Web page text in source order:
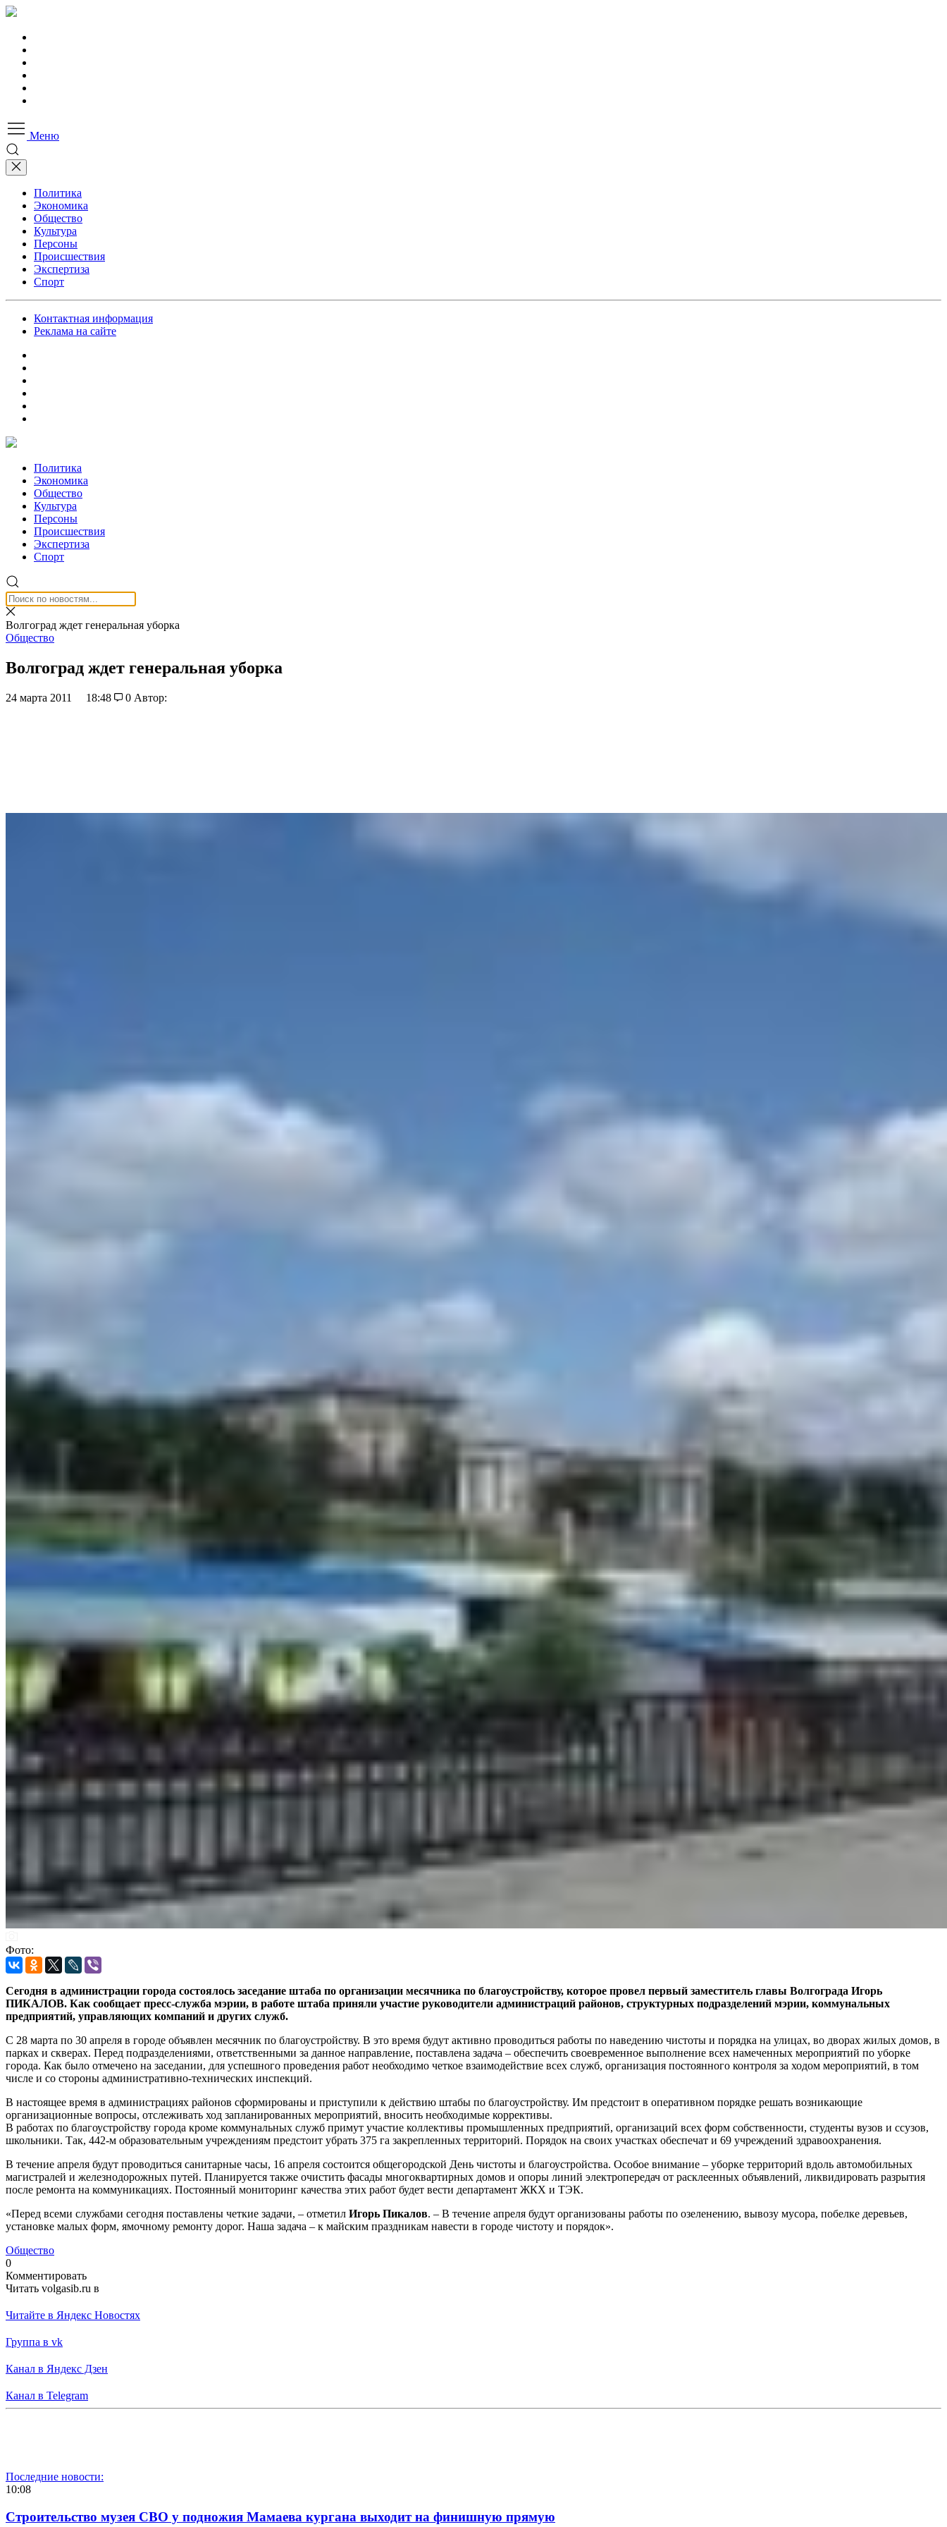
Меню
Политика
Экономика
Общество
Культура
Персоны
Происшествия
Экспертиза
Спорт
Контактная информация
Реклама на сайте
Политика
Экономика
Общество
Культура
Персоны
Происшествия
Экспертиза
Спорт
Волгоград ждет генеральная уборка
Общество
Волгоград ждет генеральная уборка
24 марта 2011 18:48 0 Автор:
Фото:
Сегодня в администрации города состоялось заседание штаба по организации месячника по благоустройству, которое провел первый заместитель главы Волгограда Игорь
ПИКАЛОВ. Как сообщает пресс-служба мэрии, в работе штаба приняли участие руководители администраций районов, структурных подразделений мэрии, коммунальных
предприятий, управляющих компаний и других служб.
С 28 марта по 30 апреля в городе объявлен месячник по благоустройству. В это время будут активно проводиться работы по наведению чистоты и порядка на улицах, во дворах жилых домов, в
парках и скверах. Перед подразделениями, ответственными за данное направление, поставлена задача – обеспечить своевременное выполнение всех намеченных мероприятий по уборке
города. Как было отмечено на заседании, для успешного проведения работ необходимо четкое взаимодействие всех служб, организация постоянного контроля за ходом мероприятий, в том
числе и со стороны административно-технических инспекций.
В настоящее время в администрациях районов сформированы и приступили к действию штабы по благоустройству. Им предстоит в оперативном порядке решать возникающие
организационные вопросы, отслеживать ход запланированных мероприятий, вносить необходимые коррективы.
В работах по благоустройству города кроме коммунальных служб примут участие коллективы промышленных предприятий, организаций всех форм собственности, студенты вузов и ссузов,
школьники. Так, 442-м образовательным учреждениям предстоит убрать 375 га закрепленных территорий. Порядок на своих участках обеспечат и 69 учреждений здравоохранения.
В течение апреля будут проводиться санитарные часы, 16 апреля состоится общегородской День чистоты и благоустройства. Особое внимание – уборке территорий вдоль автомобильных
магистралей и железнодорожных путей. Планируется также очистить фасады многоквартирных домов и опоры линий электропередач от расклеенных объявлений, ликвидировать разрытия
после ремонта на коммуникациях. Постоянный мониторинг качества этих работ будет вести департамент ЖКХ и ТЭК.
«Перед всеми службами сегодня поставлены четкие задачи, – отметил Игорь Пикалов. – В течение апреля будут организованы работы по озеленению, вывозу мусора, побелке деревьев,
установке малых форм, ямочному ремонту дорог. Наша задача – к майским праздникам навести в городе чистоту и порядок».
Общество
0
Комментировать
Читать volgasib.ru в
Читайте в Яндекс Новостях
Группа в vk
Канал в Яндекс Дзен
Канал в Telegram
Последние новости:
10:08
Строительство музея СВО у подножия Мамаева кургана выходит на финишную прямую